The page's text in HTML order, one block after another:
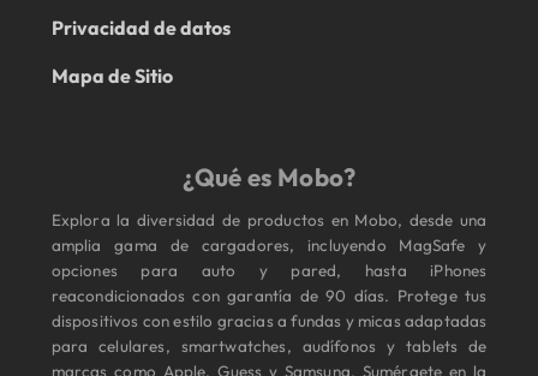
Privacidad de datos
Mapa de Sitio
¿Qué es Mobo?
Explora la diversidad de productos en Mobo, desde una
amplia gama de cargadores, incluyendo MagSafe y
opciones para auto y pared, hasta iPhones
reacondicionados con garantía de 90 días. Protege tus
dispositivos con estilo gracias a fundas y micas adaptadas
para celulares, smartwatches, audífonos y tablets de
marcas como Apple, Guess y Samsung. Sumérgete en la